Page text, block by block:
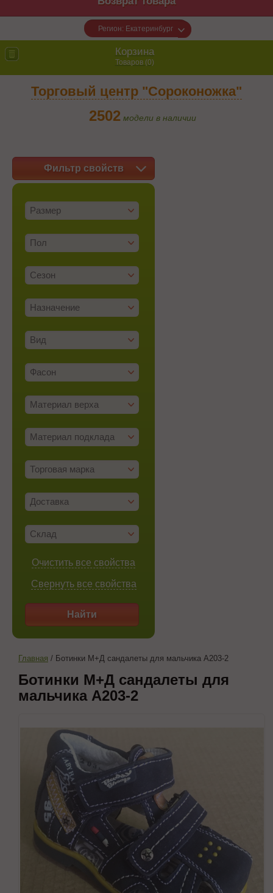
Регион: Екатеринбург
Корзина
Товаров (0)
Торговый центр "Сороконожка"
2502 модели в наличии
Фильтр свойств
Размер
Пол
Сезон
Назначение
Вид
Фасон
Материал верха
Материал подклада
Торговая марка
Доставка
Склад
Очистить все свойства
Свернуть все свойства
Найти
Главная / Ботинки М+Д сандалеты для мальчика A203-2
Ботинки М+Д сандалеты для
мальчика A203-2